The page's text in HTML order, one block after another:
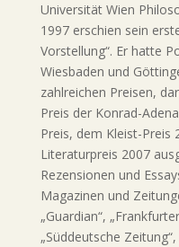
Universität Wien
1997 erschien sein
Vorstellung“. Er hatte
Wiesbaden und
zahlreichen Preisen,
Preis der Konrad-
Preis, dem Kleist-Preis
Literaturpreis 2007
Rezensionen und
Magazinen und
„Guardian“,
„Süddeutsche